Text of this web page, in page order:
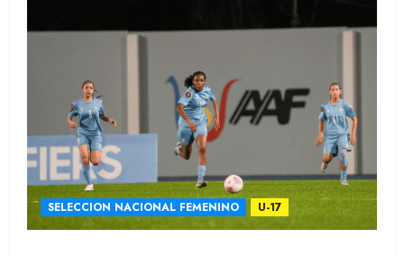
SELECCION NACIONAL FEMENINO U-17